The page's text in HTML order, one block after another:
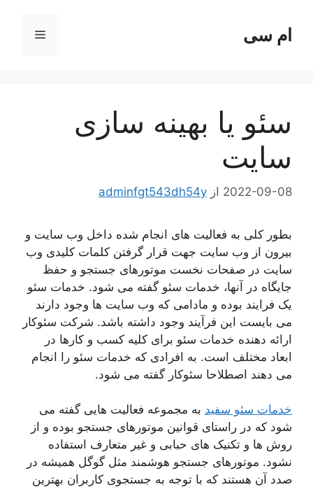
محتواام سی فهرست
سئو یا بهینه سازی
سایت
2022-09-08 از adminfgt543dh54y
بطور کلی به فعالیت های انجام شده داخل وب سایت و
بیرون از وب سایت جهت قرار گرفتن کلمات کلیدی وب
سایت در صفحات نخست موتورهای جستجو و حفظ
جایگاه در آنها، خدمات سئو گفته می شود. خدمات سئو
یک فرایند بوده و مادامی که وب سایت ها وجود دارند
می بایست این فرآیند وجود داشته باشد. شرکت سئوکار
ارائه دهنده خدمات سئو برای کلیه کسب و کارها در
ابعاد مختلف است. به افرادی که خدمات سئو را انجام
می دهند اصطلاحا سئوکار گفته می شود.
خدمات سئو سفید به مجموعه فعالیت هایی گفته می
شود که در راستای قوانین موتورهای جستجو بوده و از
روش ها و تکنیک های حبابی و غیر متعارف استفاده
نشود. موتورهای جستجو هوشمند مثل گوگل همیشه در
صدد آن هستند که با توجه به جستجوی کاربران بهترین